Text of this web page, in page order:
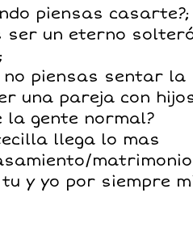
piensas casarte?;
ser un eterno
no piensas sentar la
una pareja con
la gente normal?
llega lo mas
y yo por siempre